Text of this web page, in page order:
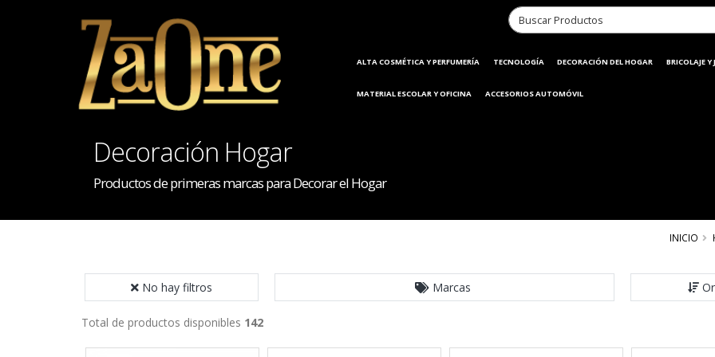
ALTA COSMÉTICA Y PERFUMERÍA TECNOLOGÍA DECORACIÓN DEL HOGAR BRICOLAJE Y
MATERIAL ESCOLAR Y OFICINA ACCESORIOS AUTOMÓVIL
Decoración Hogar
Productos de primeras marcas para Decorar el Hogar
INICIO
No hay filtros Marcas
Total de productos disponibles 142